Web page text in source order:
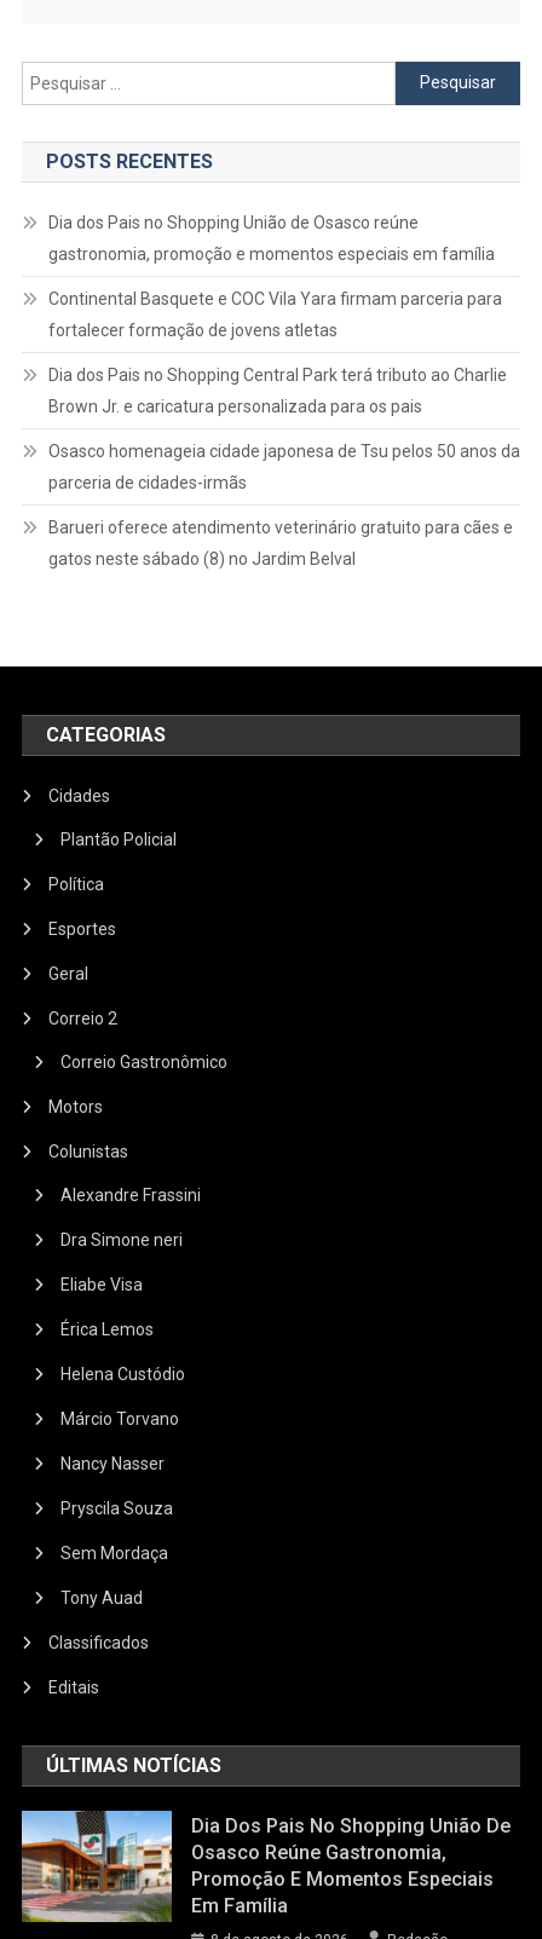
Pesquisar
por:
POSTS RECENTES
Dia dos Pais no Shopping União de Osasco reúne
gastronomia, promoção e momentos especiais em família
Continental Basquete e COC Vila Yara firmam parceria para
fortalecer formação de jovens atletas
Dia dos Pais no Shopping Central Park terá tributo ao Charlie
Brown Jr. e caricatura personalizada para os pais
Osasco homenageia cidade japonesa de Tsu pelos 50 anos da
parceria de cidades-irmãs
Barueri oferece atendimento veterinário gratuito para cães e
gatos neste sábado (8) no Jardim Belval
CATEGORIAS
Cidades
Plantão Policial
Política
Esportes
Geral
Correio 2
Correio Gastronômico
Motors
Colunistas
Alexandre Frassini
Dra Simone neri
Eliabe Visa
Érica Lemos
Helena Custódio
Márcio Torvano
Nancy Nasser
Pryscila Souza
Sem Mordaça
Tony Auad
Classificados
Editais
ÚLTIMAS NOTÍCIAS
Dia Dos Pais No Shopping União De
Osasco Reúne Gastronomia,
Promoção E Momentos Especiais
Em Família